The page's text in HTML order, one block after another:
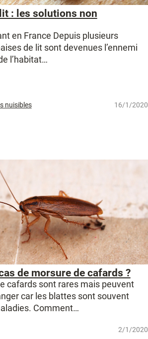
: les solutions non
en France Depuis plusieurs
de lit sont devenues l’ennemi
l’habitat…
nuisibles 16/1/2020
de morsure de cafards ?
cafards sont rares mais peuvent
car les blattes sont souvent
Comment…
2/1/2020